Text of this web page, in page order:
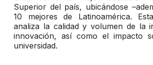
Superior del país, ubicándose
10 mejores de Latinoamérica.
analiza la calidad y volumen de la
innovación, así como el impacto
universidad.